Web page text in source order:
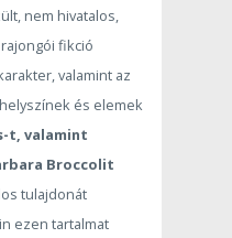
nem hivatalos,
fikció
valamint az
és elemek
t, valamint
Broccolit
tulajdonát
ezen tartalmat